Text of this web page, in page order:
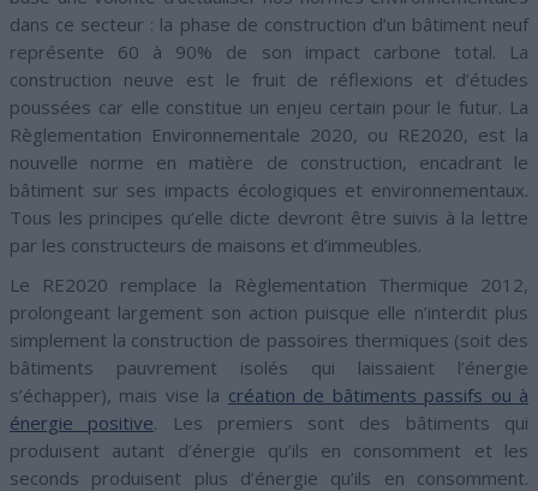
dans ce secteur : la phase de construction d’un bâtiment neuf
représente 60 à 90% de son impact carbone total. La
construction neuve est le fruit de réflexions et d’études
poussées car elle constitue un enjeu certain pour le futur. La
Règlementation Environnementale 2020, ou RE2020, est la
nouvelle norme en matière de construction, encadrant le
bâtiment sur ses impacts écologiques et environnementaux.
Tous les principes qu’elle dicte devront être suivis à la lettre
par les constructeurs de maisons et d’immeubles.
Le RE2020 remplace la Règlementation Thermique 2012,
prolongeant largement son action puisque elle n’interdit plus
simplement la construction de passoires thermiques (soit des
bâtiments pauvrement isolés qui laissaient l’énergie
s’échapper), mais vise la création de bâtiments passifs ou à
énergie positive. Les premiers sont des bâtiments qui
produisent autant d’énergie qu’ils en consomment et les
seconds produisent plus d’énergie qu’ils en consomment.